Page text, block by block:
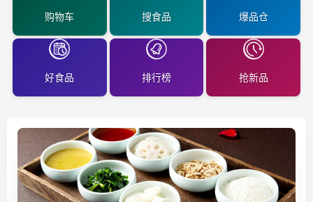
购物车 搜食品 爆品仓
好食品 排行榜 抢新品